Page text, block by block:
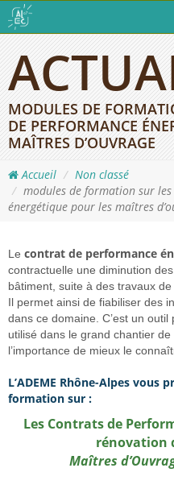
MODULES DE
DE PERFORMANCE
MAÎTRES D’OUVRAGE
Accueil
Non classé
modules de formation sur
énergétique pour les maîtres
Le contrat de performance
contractuelle une diminution
bâtiment, suite à des travaux
Il permet ainsi de fiabiliser des
dans ce domaine. C’est un
utilisé dans le grand chantier
l’importance de mieux le
L’ADEME Rhône-Alpes vous
formation sur :
Les Contrats de
rénovation
Maîtres